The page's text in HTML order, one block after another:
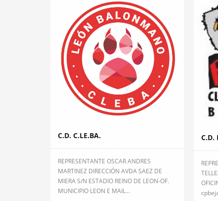
C.D.
C.D. C.LE.BA.
REPRESENTANTE OSCAR ANDRES
MARTINEZ DIRECCIÓN AVDA SAEZ DE
MIERA S/N ESTADIO REINO DE LEON-OF.
MUNICIPIO LEON E MAIL...